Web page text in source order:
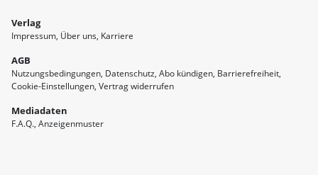
Verlag
Impressum Über uns Karriere
AGB
Nutzungsbedingungen Datenschutz Abo kündigen Barrierefreiheit
Cookie-Einstellungen Vertrag widerrufen
Mediadaten
F.A.Q. Anzeigenmuster